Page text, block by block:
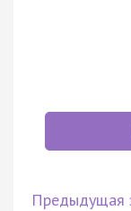
Предыдущая